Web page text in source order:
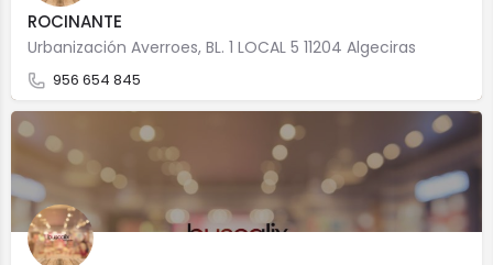
ROCINANTE
Urbanización Averroes, BL. 1 LOCAL 5 11204 Algeciras
956 654 845